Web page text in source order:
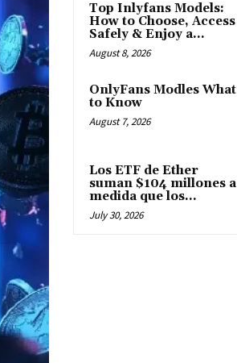
Top Inlyfans Models:
How to Choose, Access
Safely & Enjoy a...
August 8, 2026
OnlyFans Modles What
to Know
August 7, 2026
Los ETF de Ether
suman $104 millones a
medida que los...
July 30, 2026